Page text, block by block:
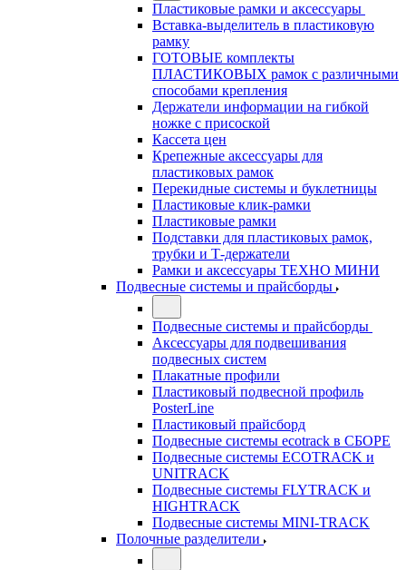
Пластиковые рамки и аксессуары
Вставка-выделитель в пластиковую
рамку
ГОТОВЫЕ комплекты
ПЛАСТИКОВЫХ рамок с различными
способами крепления
Держатели информации на гибкой
ножке с присоской
Кассета цен
Крепежные аксессуары для
пластиковых рамок
Перекидные системы и буклетницы
Пластиковые клик-рамки
Пластиковые рамки
Подставки для пластиковых рамок,
трубки и Т-держатели
Рамки и аксессуары ТЕХНО МИНИ
Подвесные системы и прайсборды
Подвесные системы и прайсборды
Аксессуары для подвешивания
подвесных систем
Плакатные профили
Пластиковый подвесной профиль
PosterLine
Пластиковый прайсборд
Подвесные системы ecotrack в СБОРЕ
Подвесные системы ECOTRACK и
UNITRACK
Подвесные системы FLYTRACK и
HIGHTRACK
Подвесные системы MINI-TRACK
Полочные разделители